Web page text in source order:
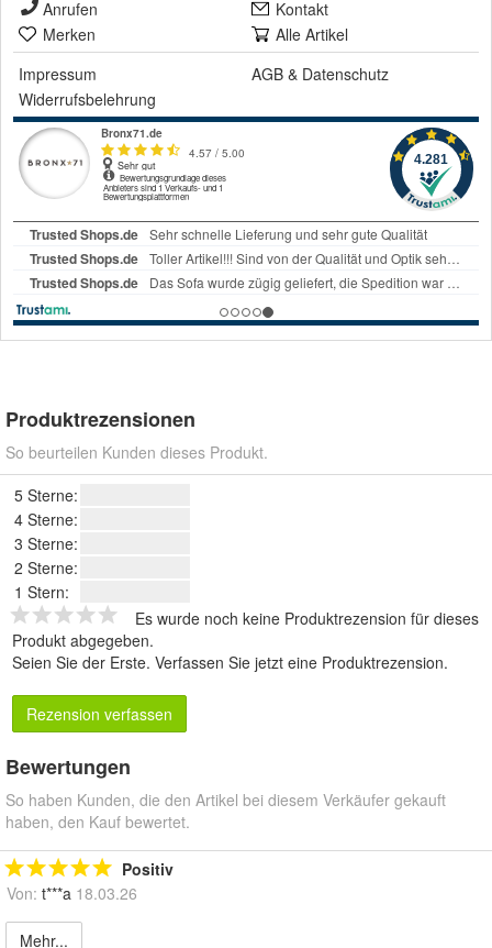
Anrufen
Kontakt
Merken
Alle Artikel
Impressum
AGB & Datenschutz
Widerrufsbelehrung
Produktrezensionen
So beurteilen Kunden dieses Produkt.
5 Sterne:
4 Sterne:
3 Sterne:
2 Sterne:
1 Stern:
Es wurde noch keine Produktrezension für dieses
Produkt abgegeben.
Seien Sie der Erste. Verfassen Sie jetzt eine Produktrezension.
Rezension verfassen
Bewertungen
So haben Kunden, die den Artikel bei diesem Verkäufer gekauft
haben, den Kauf bewertet.
Positiv
Von: t***a 18.03.26
Mehr...